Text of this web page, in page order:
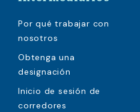
Por qué trabajar con
nosotros
Obtenga una
designación
Inicio de sesión de
corredores